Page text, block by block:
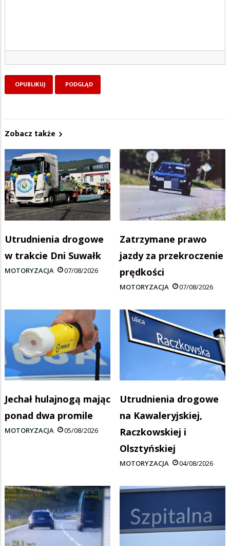
Zobacz także
Utrudnienia drogowe
w trakcie Dni Suwałk
MOTORYZACJA 07/08/2026
Zatrzymane prawo
jazdy za przekroczenie
prędkości
MOTORYZACJA 07/08/2026
Jechał hulajnogą mając
ponad dwa promile
MOTORYZACJA 05/08/2026
Utrudnienia drogowe
na Kawaleryjskiej,
Raczkowskiej i
Olsztyńskiej
MOTORYZACJA 04/08/2026